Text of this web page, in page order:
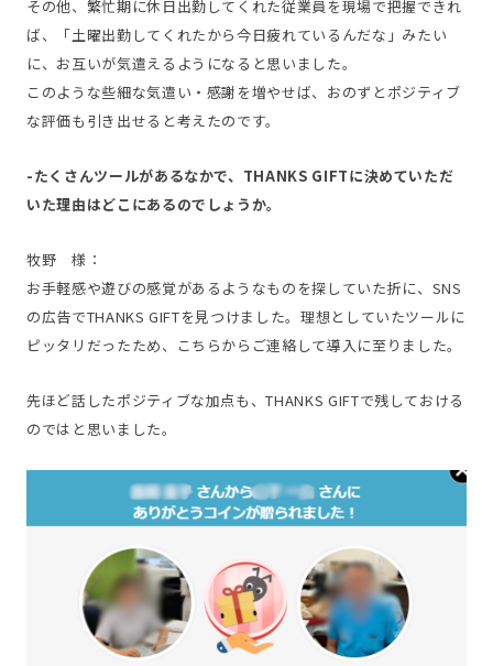
その他、繁忙期に休日出勤してくれた従業員を現場で把握できれ
ば、「土曜出勤してくれたから今日疲れているんだな」みたい
に、お互いが気遣えるようになると思いました。
このような些細な気遣い・感謝を増やせば、おのずとポジティブ
な評価も引き出せると考えたのです。
-たくさんツールがあるなかで、THANKS GIFTに決めていただ
いた理由はどこにあるのでしょうか。
牧野 様：
お手軽感や遊びの感覚があるようなものを探していた折に、SNS
の広告でTHANKS GIFTを見つけました。理想としていたツールに
ピッタリだったため、こちらからご連絡して導入に至りました。
先ほど話したポジティブな加点も、THANKS GIFTで残しておける
のではと思いました。